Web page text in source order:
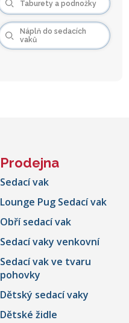
Taburety a podnožky
Náplň do sedacích
vaků
Prodejna
Sedací vak
Lounge Pug Sedací vak
Obří sedací vak
Sedací vaky venkovní
Sedací vak ve tvaru
pohovky
Dětský sedací vaky
Dětské židle